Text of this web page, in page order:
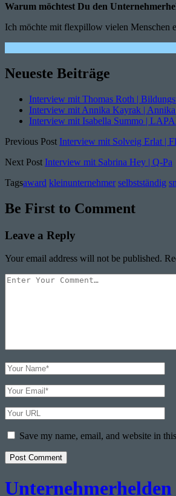
Warum möchtest Du den
Ich möchte mit flexpillow vielen Menschen
Neueste Beiträge
Interview mit Thomas Roth |
Interview mit Annika Kayrak |
Interview mit Isabella Summo |
Previous Post Interview mit Solveig Erlat |
Next Post Interview mit Sabrina Hey | Q-Pa
Tagsaward kleinunternehmer selbstständig
Be First to Comment
Leave a Reply
Your email address will not be published.
Your
Your
Name
Your
Email
Your
Website
URLSave my name, email, and website in
Unternehmerhelden